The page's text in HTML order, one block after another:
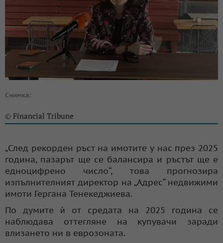
Снимка:
© Financial Tribune
„След рекорден ръст на имотите у нас през 2025
година, пазарът ще се балансира и ръстът ще е
едноцифрено число“, това прогнозира
изпълнителният директор на „Адрес“ недвижими
имоти Гергана Тенекеджиева.
По думите ѝ от средата на 2025 година се
наблюдава оттегляне на купувачи заради
влизането ни в еврозоната.